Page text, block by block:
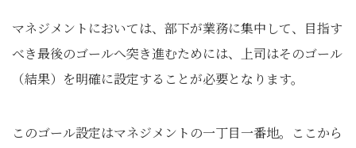
マネジメントにおいては、部下が業務に集中して、目指す
べき最後のゴールへ突き進むためには、上司はそのゴール
（結果）を明確に設定することが必要となります。
このゴール設定はマネジメントの一丁目一番地。ここから